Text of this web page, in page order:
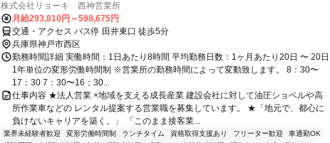
株式会社リョーキ 西神営業所
月給293,810円～598,675円
交通・アクセス バス停 田井東口 徒歩5分
兵庫県神戸市西区
勤務時間詳細 実働時間：1日あたり8時間 平均勤務日数：1ヶ月あたり20日 〜 20日
1年単位の変形労働時間制 ※営業所の勤務時間によって変動致します。 8：30〜
17：30 7：30〜16：30...
仕事内容 ★法人営業 ×地域を支える成長産業 建設会社に対して油圧ショベルや高
所作業車などの レンタル提案する営業職を募集しています。 ★「地元で、都心に
負けないキャリアを築く。」 「このまま接客業...
業界未経験者歓迎 変形労働時間制 ランチタイム 資格取得支援あり フリーター歓迎
車通勤OK